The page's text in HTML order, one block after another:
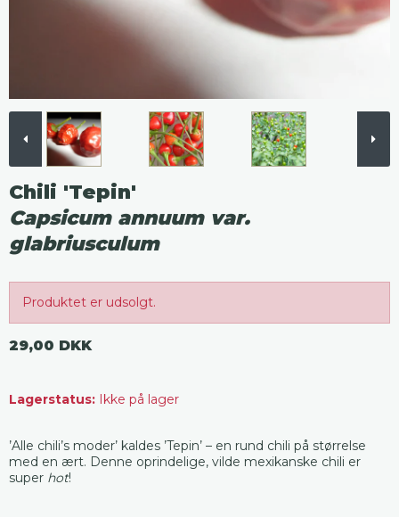
Chili 'Tepin'
Capsicum annuum var.
glabriusculum
Produktet er udsolgt.
29,00 DKK
Lagerstatus: Ikke på lager
’Alle chili’s moder’ kaldes ’Tepin’ – en rund chili på størrelse
med en ært. Denne oprindelige, vilde mexikanske chili er
super hot!